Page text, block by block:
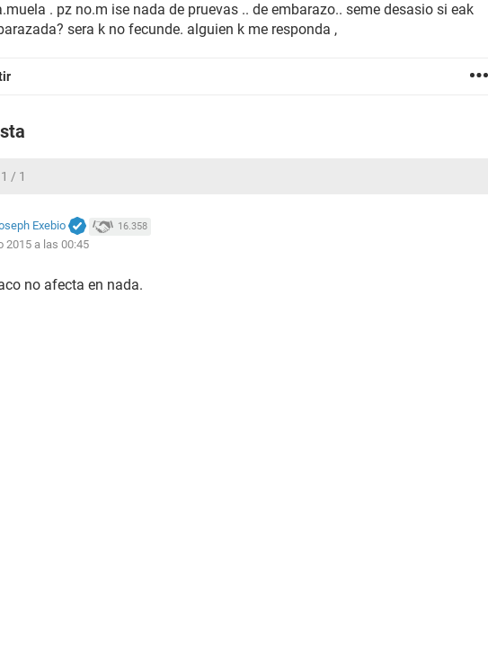
. pz no.m ise nada de pruevas .. de embarazo.. seme desasio si eak
sera k no fecunde. alguien k me responda ,
/ 1
Exebio 16.358
2015 a las 00:45
no afecta en nada.